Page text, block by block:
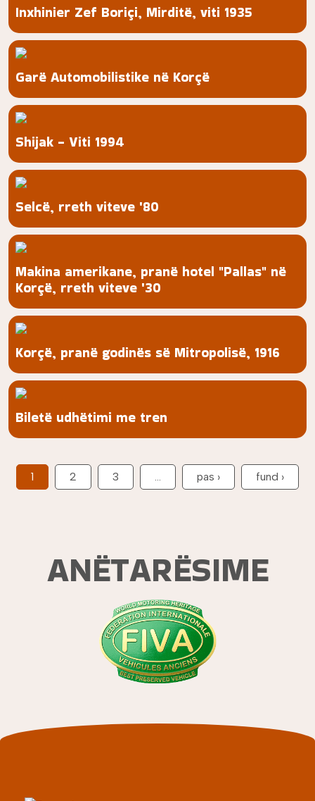
Inxhinier Zef Boriçi, Mirditë, viti 1935
Garë Automobilistike në Korçë
Shijak - Viti 1994
Selcë, rreth viteve '80
Makina amerikane, pranë hotel "Pallas" në
Korçë, rreth viteve '30
Korçë, pranë godinës së Mitropolisë, 1916
Biletë udhëtimi me tren
Pagination
1 2 3 … pas ›Next page
fund ›Last
ANËTARËSIME